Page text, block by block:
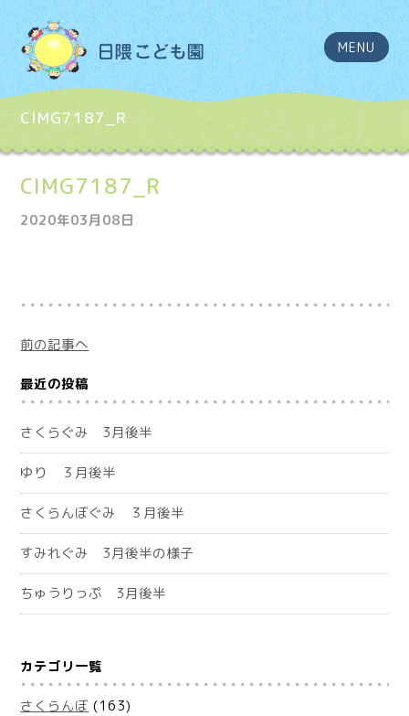
MENU
CIMG7187_R
CIMG7187_R
2020年03月08日
前の記事へ
最近の投稿
さくらぐみ 3月後半
ゆり ３月後半
さくらんぼぐみ ３月後半
すみれぐみ 3月後半の様子
ちゅうりっぷ 3月後半
カテゴリ一覧
さくらんぼ (163)